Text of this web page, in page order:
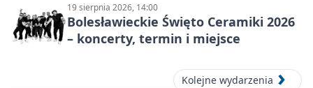
19 sierpnia 2026, 14:00
Bolesławieckie Święto Ceramiki 2026
– koncerty, termin i miejsce
Kolejne wydarzenia